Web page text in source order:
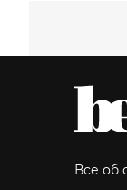
Все об